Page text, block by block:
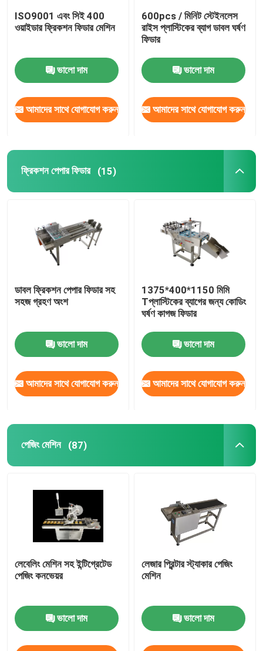
ইনকজেট প্রিন্টারের কোডিং ব্র্যাকেট
ট্র্যাক এবং ট্র্যাক সিস্টেম
ভিজ্যুয়াল পরিদর্শন সিস্টেম
ISO9001 এবং সিই 400
ওয়াইডার ফ্রিকশন ফিডার মেশিন
ভালো দাম
আমাদের সাথে যোগাযোগ করুন
600pcs / মিনিট স্টেইনলেস
রাইস প্লাস্টিকের ব্যাগ ডাবল ঘর্ষণ
ফিডার
ভালো দাম
আমাদের সাথে যোগাযোগ করুন
ফ্রিকশন পেপার ফিডার (15)
ডাবল ফ্রিকশন পেপার ফিডার সহ
সহজ গ্রহণ অংশ
ভালো দাম
আমাদের সাথে যোগাযোগ করুন
1375*400*1150 মিমি
Tপ্লাস্টিকের ব্যাগের জন্য কোডিং
ঘর্ষণ কাগজ ফিডার
ভালো দাম
আমাদের সাথে যোগাযোগ করুন
পেজিং মেশিন (87)
লেবেলিং মেশিন সহ ইন্টিগ্রেটেড
পেজিং কনভেয়র
ভালো দাম
লেজার প্রিন্টার স্ট্যাকার পেজিং
মেশিন
ভালো দাম